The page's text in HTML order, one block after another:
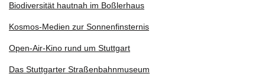
Biodiversität hautnah im Boßlerhaus
Kosmos-Medien zur Sonnenfinsternis
Open-Air-Kino rund um Stuttgart
Das Stuttgarter Straßenbahnmuseum